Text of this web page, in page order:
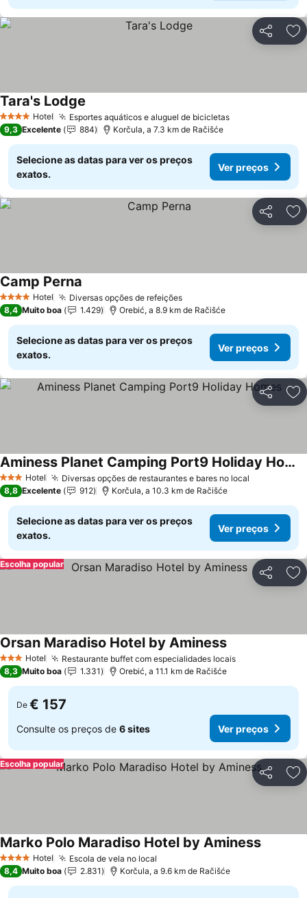
Partilhar
4 EstrelasHotel Esportes aquáticos e aluguel de bicicletas
Tara's Lodge
9,3 Excelente 884 Korčula, a 7.3 km de Račišće
Selecione as datas para ver os preços
exatos.
Ver preços
Partilhar
4 EstrelasHotel Diversas opções de refeições
Camp Perna
8,4 Muito boa 1.429 Orebić, a 8.9 km de Račišće
Selecione as datas para ver os preços
exatos.
Ver preços
Partilhar
3 EstrelasHotel Diversas opções de restaurantes e bares no local
Aminess Planet Camping Port9 Holiday Homes
8,8 Excelente 912 Korčula, a 10.3 km de Račišće
Selecione as datas para ver os preços
exatos.
Ver preços
Partilhar
Escolha popular
3 EstrelasHotel Restaurante buffet com especialidades locais
Orsan Maradiso Hotel by Aminess
8,3 Muito boa 1.331 Orebić, a 11.1 km de Račišće
De € 157
Consulte os preços de 6 sites Ver preços
Partilhar
Escolha popular
4 EstrelasHotel Escola de vela no local
Marko Polo Maradiso Hotel by Aminess
8,4 Muito boa 2.831 Korčula, a 9.6 km de Račišće